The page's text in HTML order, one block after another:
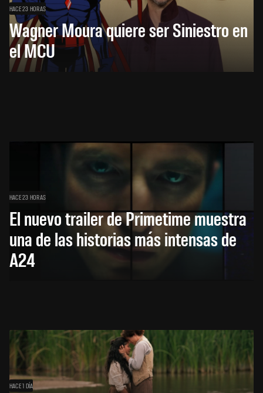
HACE 23 HORAS
Wagner Moura quiere ser Siniestro en
el MCU
HACE 23 HORAS
El nuevo trailer de Primetime muestra
una de las historias más intensas de
A24
HACE 1 DÍA